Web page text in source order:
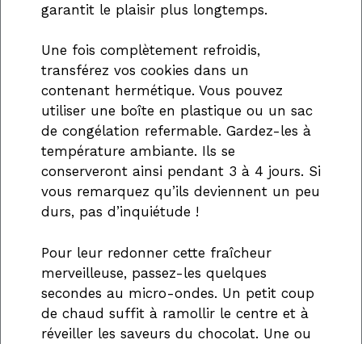
garantit le plaisir plus longtemps.
Une fois complètement refroidis,
transférez vos cookies dans un
contenant hermétique. Vous pouvez
utiliser une boîte en plastique ou un sac
de congélation refermable. Gardez-les à
température ambiante. Ils se
conserveront ainsi pendant 3 à 4 jours. Si
vous remarquez qu’ils deviennent un peu
durs, pas d’inquiétude !
Pour leur redonner cette fraîcheur
merveilleuse, passez-les quelques
secondes au micro-ondes. Un petit coup
de chaud suffit à ramollir le centre et à
réveiller les saveurs du chocolat. Une ou